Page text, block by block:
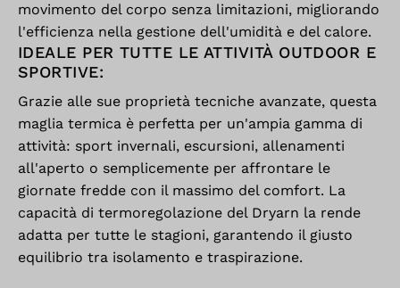
movimento del corpo senza limitazioni, migliorando
l'efficienza nella gestione dell'umidità e del calore.
IDEALE PER TUTTE LE ATTIVITÀ OUTDOOR E
SPORTIVE:
Grazie alle sue proprietà tecniche avanzate, questa
maglia termica è perfetta per un'ampia gamma di
attività: sport invernali, escursioni, allenamenti
all'aperto o semplicemente per affrontare le
giornate fredde con il massimo del comfort. La
capacità di termoregolazione del Dryarn la rende
adatta per tutte le stagioni, garantendo il giusto
equilibrio tra isolamento e traspirazione.